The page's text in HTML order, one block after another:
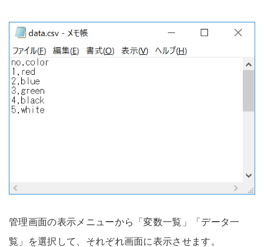
管理画面の表示メニューから「変数一覧」「データ一
覧」を選択して、それぞれ画面に表示させます。